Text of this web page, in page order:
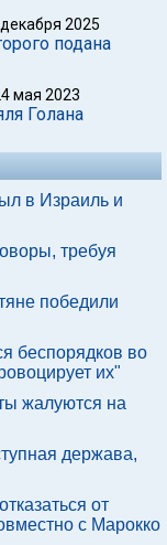
2025
подана
мая 2023
Голана
в Израиль и
требуя
победили
беспорядков во
их"
жалуются на
держава,
от
с Марокко